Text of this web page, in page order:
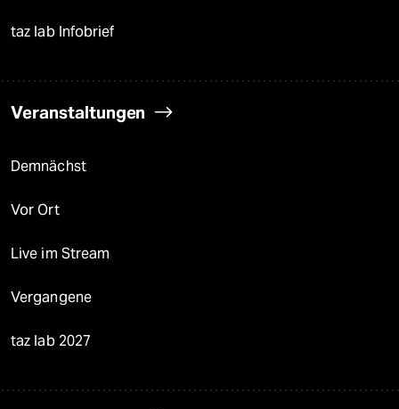
taz lab Infobrief
Veranstaltungen
Demnächst
Vor Ort
Live im Stream
Vergangene
taz lab 2027